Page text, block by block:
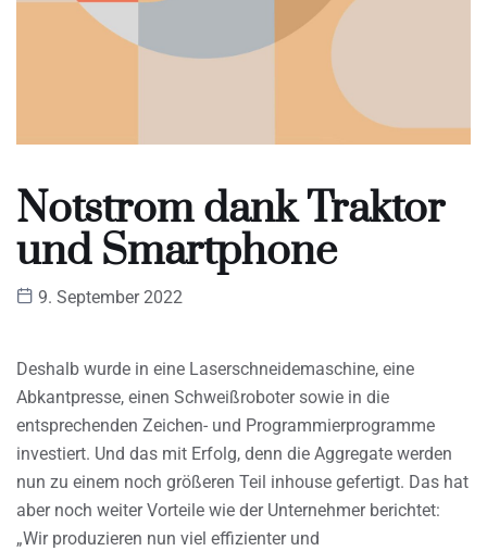
Notstrom dank Traktor
und Smartphone
9. September 2022
Deshalb wurde in eine Laserschneidemaschine, eine
Abkantpresse, einen Schweißroboter sowie in die
entsprechenden Zeichen- und Programmierprogramme
investiert. Und das mit Erfolg, denn die Aggregate werden
nun zu einem noch größeren Teil inhouse gefertigt. Das hat
aber noch weiter Vorteile wie der Unternehmer berichtet:
„Wir produzieren nun viel effizienter und